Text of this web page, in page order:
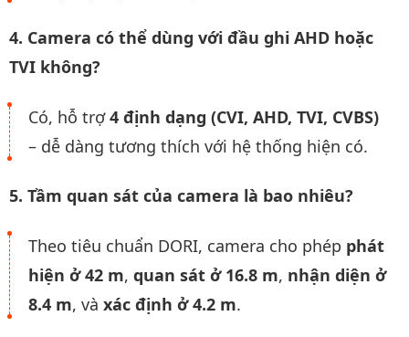
4. Camera có thể dùng với đầu ghi AHD hoặc
TVI không?
Có, hỗ trợ4 định dạng (CVI, AHD, TVI, CVBS)
– dễ dàng tương thích với hệ thống hiện có.
5. Tầm quan sát của camera là bao nhiêu?
Theo tiêu chuẩn DORI, camera cho phép phát
hiện ở 42 m, quan sát ở 16.8 m, nhận diện ở
8.4 m, và xác định ở 4.2 m.